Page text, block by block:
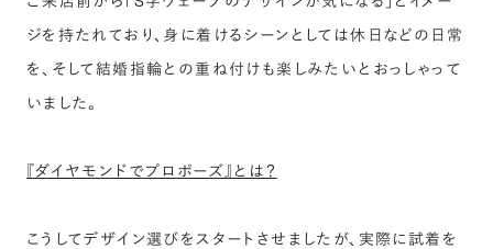
ジを持たれており、身に着けるシーンとしては休日などの日常
を、そして結婚指輪との重ね付けも楽しみたいとおっしゃって
いました。
『ダイヤモンドでプロポーズ』とは？
こうしてデザイン選びをスタートさせましたが、実際に試着を